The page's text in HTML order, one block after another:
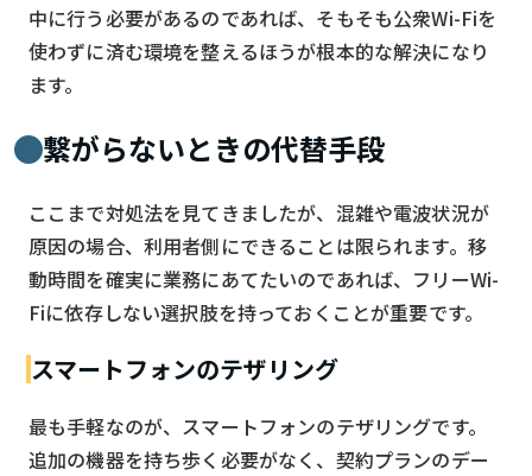
中に行う必要があるのであれば、そもそも公衆Wi-Fiを
使わずに済む環境を整えるほうが根本的な解決になり
ます。
繋がらないときの代替手段
ここまで対処法を見てきましたが、混雑や電波状況が
原因の場合、利用者側にできることは限られます。移
動時間を確実に業務にあてたいのであれば、フリーWi-
Fiに依存しない選択肢を持っておくことが重要です。
スマートフォンのテザリング
最も手軽なのが、スマートフォンのテザリングです。
追加の機器を持ち歩く必要がなく、契約プランのデー